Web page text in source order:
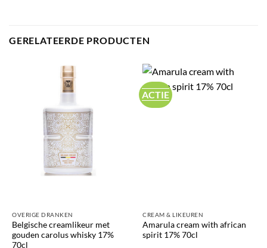
GERELATEERDE PRODUCTEN
OVERIGE DRANKEN
Belgische creamlikeur met
gouden carolus whisky 17%
70cl
ACTIE
CREAM & LIKEUREN
Amarula cream with african
spirit 17% 70cl